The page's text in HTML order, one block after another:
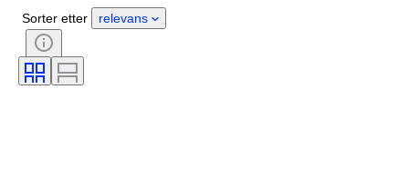
Ekstra tilbehør
Emne
Stil
Signatur
Urverk
Sorter etter relevans